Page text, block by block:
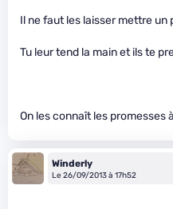
Il ne faut les laisser mettre un
Tu leur tend la main et ils te
On les connaît les promesses
Winderly
Le 26/09/2013 à 17h52